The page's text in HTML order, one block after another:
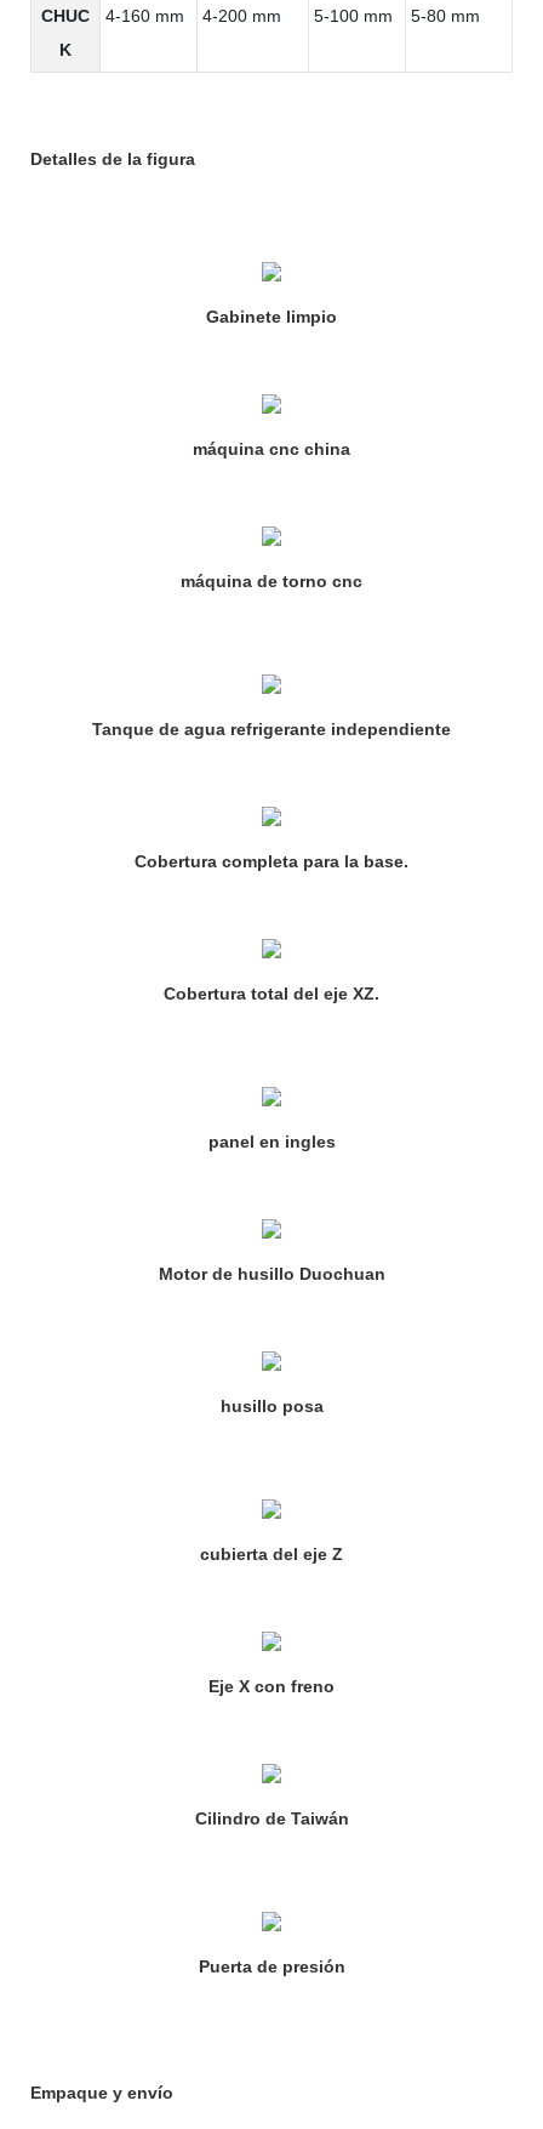
CHUC
K
4-160 mm 4-200 mm 5-100 mm 5-80 mm
Detalles de la figura
Gabinete limpio
máquina cnc china
máquina de torno cnc
Tanque de agua refrigerante independiente
Cobertura completa para la base.
Cobertura total del eje XZ.
panel en ingles
Motor de husillo Duochuan
husillo posa
cubierta del eje Z
Eje X con freno
Cilindro de Taiwán
Puerta de presión
Empaque y envío